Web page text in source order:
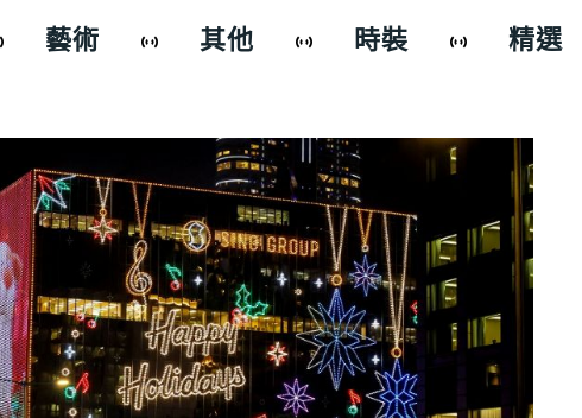
藝術 其他 時裝
精選